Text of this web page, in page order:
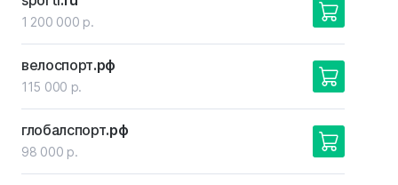
1 200 000 р.
велоспорт.рф
115 000 р.
глобалспорт.рф
98 000 р.